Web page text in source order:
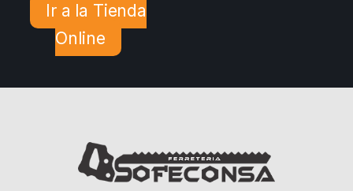
Ir a la Tienda
Online